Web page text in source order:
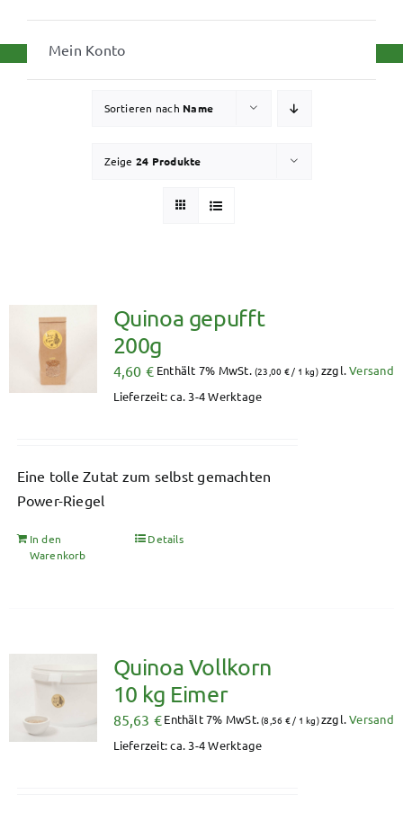
Mein Konto
Sortieren nach Name
Zeige 24 Produkte
Quinoa gepufft
200g
4,60 € Enthält 7% MwSt. (23,00 €/ 1 kg) zzgl.Versand
Lieferzeit: ca. 3-4 Werktage
Eine tolle Zutat zum selbst gemachten
Power-Riegel
In den
Warenkorb
Details
Quinoa Vollkorn
10 kg Eimer
85,63 €Enthält 7% MwSt.(8,56 €/ 1 kg)zzgl.Versand
Lieferzeit: ca. 3-4 Werktage